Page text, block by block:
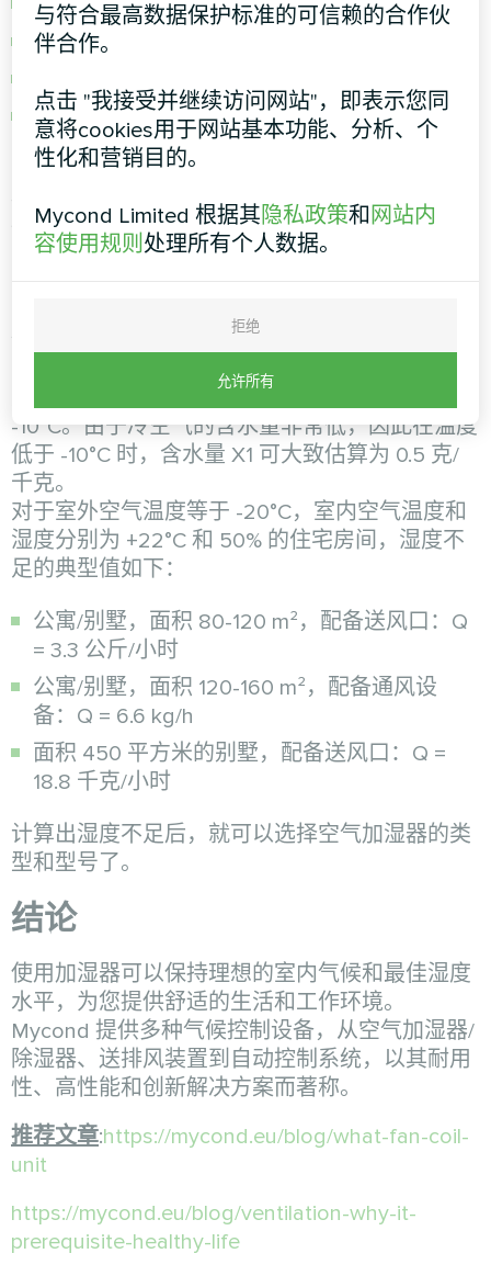
室外空气的温度和湿度。
送风的可用性和能力。
可能影响所需加湿器容量的其他因素（占用
率、材料的吸湿性能和含水量等）。
根据空气温度和相对湿度的设定值，使用 ID 图
确定空气 Х1 和 Х2 的含湿量（绝对湿度）。
为了确定含湿量，从设定温度（在底部刻度上）
例如，在 23°C 和 50% 相对湿度条件下，1 千克
干燥空气中含有 9 克水（即含水量为 9 克/千
-10°C。由于冷空气的含水量非常低，因此在温度
低于 -10°C 时，含水量 Х1 可大致估算为 0.5 克/
千克。
对于室外空气温度等于 -20°C，室内空气温度和
湿度分别为 +22°C 和 50% 的住宅房间，湿度不
足的典型值如下：
公寓/别墅，面积 80-120 m²，配备送风口：Q
= 3.3 公斤/小时
公寓/别墅，面积 120-160 m²，配备通风设
备：Q = 6.6 kg/h
面积 450 平方米的别墅，配备送风口：Q =
18.8 千克/小时
计算出湿度不足后，就可以选择空气加湿器的类
型和型号了。
结论
使用加湿器可以保持理想的室内气候和最佳湿度
水平，为您提供舒适的生活和工作环境。
Mycond 提供多种气候控制设备，从空气加湿器/
除湿器、送排风装置到自动控制系统，以其耐用
性、高性能和创新解决方案而著称。
推荐文章:https://mycond.eu/blog/what-fan-coil-
unit
https://mycond.eu/blog/ventilation-why-it-
prerequisite-healthy-life
与符合最高数据保护标准的可信赖的合作伙
伴合作。
点击 "我接受并继续访问网站"，即表示您同
意将cookies用于网站基本功能、分析、个
性化和营销目的。
Mycond Limited 根据其隐私政策和 网站内
容使用规则处理所有个人数据。
拒绝
允许所有